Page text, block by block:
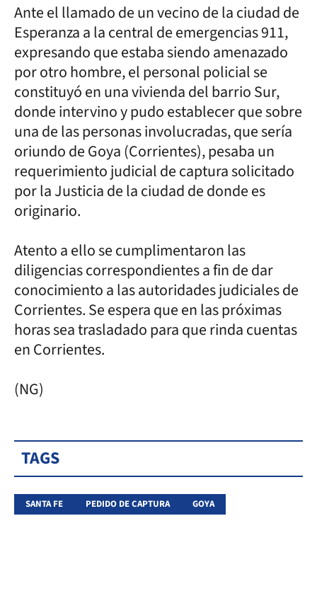
Ante el llamado de un vecino de la ciudad de
Esperanza a la central de emergencias 911,
expresando que estaba siendo amenazado
por otro hombre, el personal policial se
constituyó en una vivienda del barrio Sur,
donde intervino y pudo establecer que sobre
una de las personas involucradas, que sería
oriundo de Goya (Corrientes), pesaba un
requerimiento judicial de captura solicitado
por la Justicia de la ciudad de donde es
originario.
Atento a ello se cumplimentaron las
diligencias correspondientes a fin de dar
conocimiento a las autoridades judiciales de
Corrientes. Se espera que en las próximas
horas sea trasladado para que rinda cuentas
en Corrientes.
(NG)
TAGS
SANTA FE PEDIDO DE CAPTURA GOYA